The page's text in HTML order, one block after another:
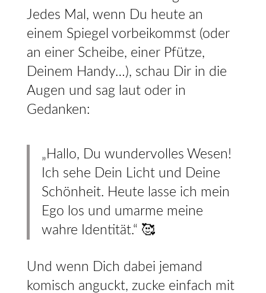
Jedes Mal, wenn Du heute an
einem Spiegel vorbeikommst (oder
an einer Scheibe, einer Pfütze,
Deinem Handy…), schau Dir in die
Augen und sag laut oder in
Gedanken:
„Hallo, Du wundervolles Wesen!
Ich sehe Dein Licht und Deine
Schönheit. Heute lasse ich mein
Ego los und umarme meine
wahre Identität.“ 🥰
Und wenn Dich dabei jemand
komisch anguckt, zucke einfach mit